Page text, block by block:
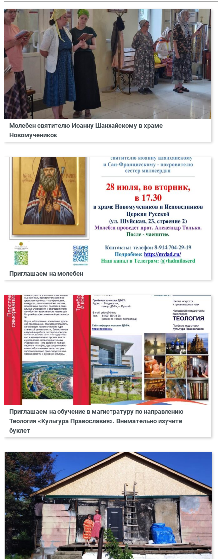
Молебен святителю Иоанну Шанхайскому в храме
Новомучеников
Приглашаем на молебен
Приглашаем на обучение в магистратуру по направлению
Теология «Культура Православия». Внимательно изучите
буклет